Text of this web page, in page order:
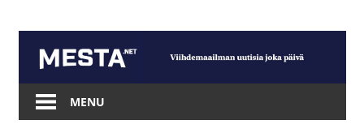
content
Mesta.net
MENU